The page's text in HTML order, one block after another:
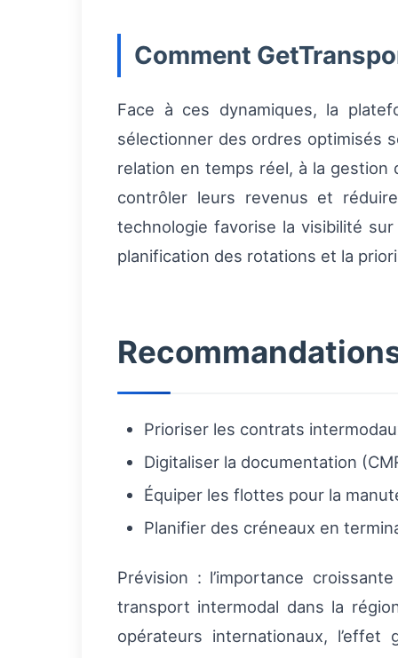
Comment
Face à ces dynamiques, la
sélectionner des ordres optimisés
relation en temps réel, à la gestion
contrôler leurs revenus et
technologie favorise la visibilité
planification des rotations et la
Prioriser les contrats
Digitaliser la documentation
Équiper les flottes pour la
Planifier des créneaux en
Prévision : l’importance
transport intermodal dans la
opérateurs internationaux,